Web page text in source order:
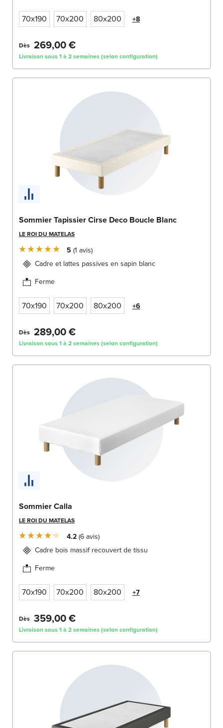
70x190 70x200 80x200 +8
Dès 269,00 €
Livraison sous 1 à 2 semaines (selon configuration)
Sommier Tapissier Cirse Deco Boucle Blanc
LE ROI DU MATELAS
5 1 avis
Cadre et lattes passives en sapin blanc
Ferme
70x190 70x200 80x200 +6
Dès 289,00 €
Livraison sous 1 à 2 semaines (selon configuration)
Sommier Calla
LE ROI DU MATELAS
4.2 6avis
Cadre bois massif recouvert de tissu
Ferme
70x190 70x200 80x200 +7
Dès 359,00 €
Livraison sous 1 à 2 semaines (selon configuration)